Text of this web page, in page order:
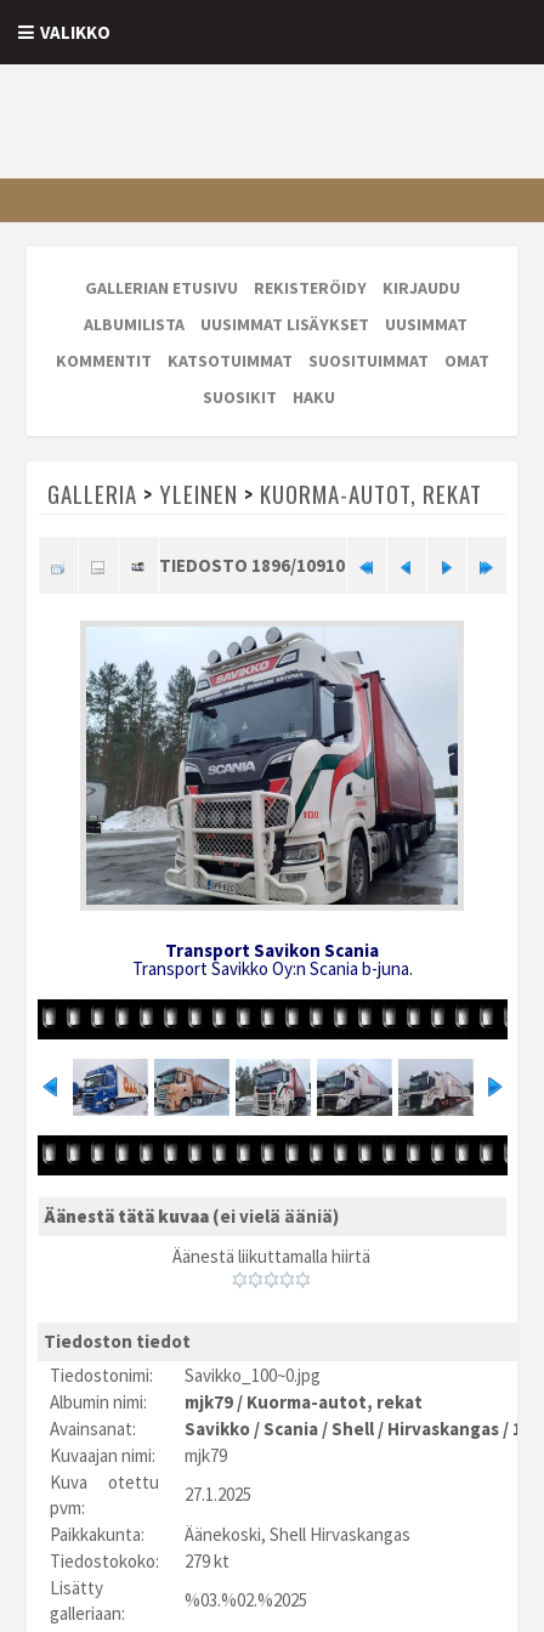
VALIKKO
GALLERIAN ETUSIVU REKISTERÖIDY
KIRJAUDU
ALBUMILISTA
UUSIMMAT LISÄYKSET
UUSIMMAT
KOMMENTIT
KATSOTUIMMAT SUOSITUIMMAT
OMAT
SUOSIKIT
HAKU
GALLERIA > YLEINEN > KUORMA-AUTOT, REKAT
TIEDOSTO 1896/10910
Transport Savikon Scania
Transport Savikko Oy:n Scania b-juna.
Äänestä tätä kuvaa (ei vielä ääniä)
Äänestä liikuttamalla hiirtä
Tiedoston tiedot
Tiedostonimi:
Savikko_100~0.jpg
Albumin nimi:
mjk79 / Kuorma-autot, rekat
Avainsanat:
Savikko /Scania /Shell / Hirvaskangas / 100
Kuvaajan nimi:
mjk79
Kuva otettu
pvm:
27.1.2025
Paikkakunta:
Äänekoski, Shell Hirvaskangas
Tiedostokoko:
279 kt
Lisätty
galleriaan:
%03.%02.%2025